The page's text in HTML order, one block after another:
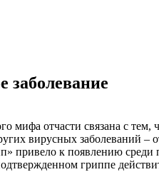
заболевание
мифа отчасти связана с
вирусных заболеваний –
привело к появлению
гриппе